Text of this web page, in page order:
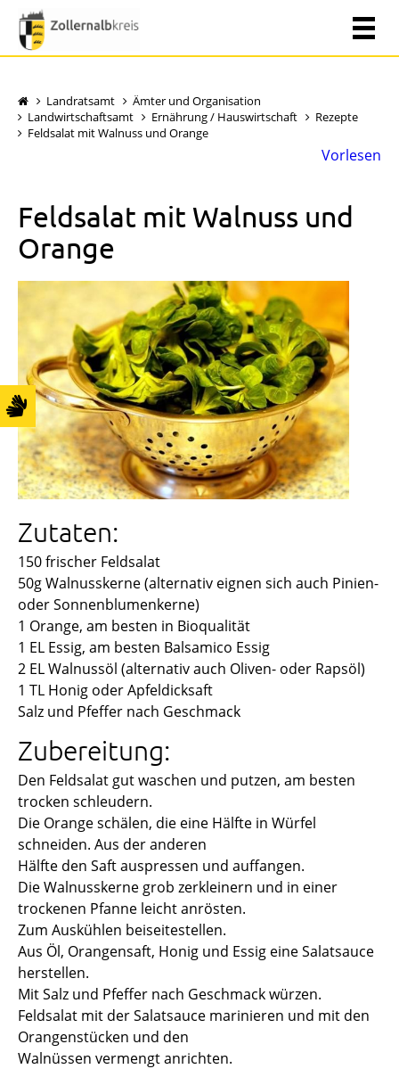
Landratsamt
Ämter und Organisation
Landwirtschaftsamt
Ernährung / Hauswirtschaft
Rezepte
Feldsalat mit Walnuss und Orange
Vorlesen
Feldsalat mit Walnuss und
Orange
Zutaten:
150 frischer Feldsalat
50g Walnusskerne (alternativ eignen sich auch Pinien-
oder Sonnenblumenkerne)
1 Orange, am besten in Bioqualität
1 EL Essig, am besten Balsamico Essig
2 EL Walnussöl (alternativ auch Oliven- oder Rapsöl)
1 TL Honig oder Apfeldicksaft
Salz und Pfeffer nach Geschmack
Zubereitung:
Den Feldsalat gut waschen und putzen, am besten
trocken schleudern.
Die Orange schälen, die eine Hälfte in Würfel
schneiden. Aus der anderen
Hälfte den Saft auspressen und auffangen.
Die Walnusskerne grob zerkleinern und in einer
trockenen Pfanne leicht anrösten.
Zum Auskühlen beiseitestellen.
Aus Öl, Orangensaft, Honig und Essig eine Salatsauce
herstellen.
Mit Salz und Pfeffer nach Geschmack würzen.
Feldsalat mit der Salatsauce marinieren und mit den
Orangenstücken und den
Walnüssen vermengt anrichten.